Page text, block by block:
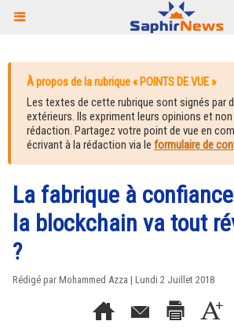
À propos de la rubrique « POINTS DE VUE »
Les textes de cette rubrique sont signés par
extérieurs. Ils expriment leurs opinions et
rédaction. Partagez votre point de vue en
écrivant à la rédaction via le formulaire de
La fabrique à
la blockchain va tout
?
Rédigé par Mohammed Azza | Lundi 2 Juillet 2018